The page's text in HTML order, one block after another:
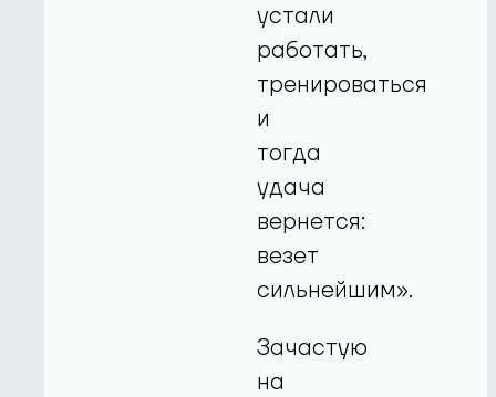
устали
работать,
тренироваться
и
тогда
удача
вернется:
везет
сильнейшим».
Зачастую
на